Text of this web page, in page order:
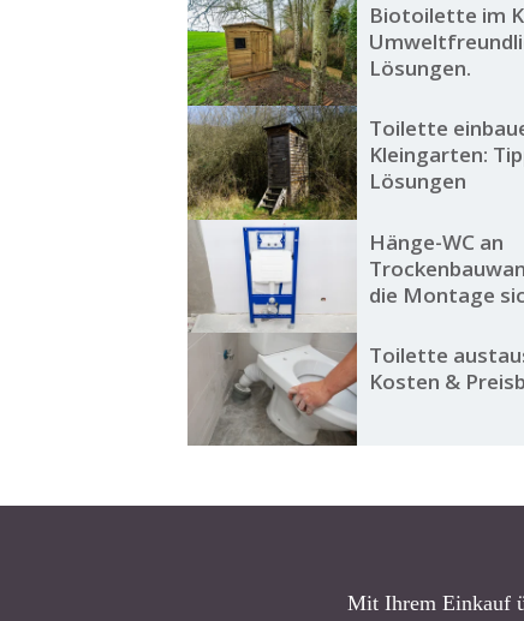
Biotoilette im
Lösungen.
Toilette
Kleingarten:
Lösungen
Hänge-WC an
die Montage
Toilette
Kosten &
Mit Ihrem Einkauf